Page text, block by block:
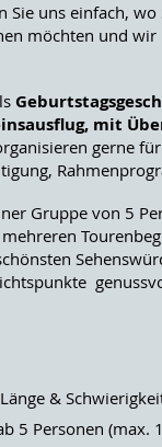
Sie uns einfach,
möchten und
mit
gerne
Gruppe von 5
Länge &
5 Personen (max.